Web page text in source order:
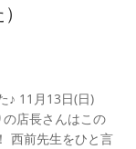
♪ 11月13日(日)
店長さんはこの
西前先生をひと言